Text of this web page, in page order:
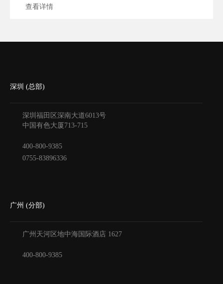
查看详情
深圳 (总部)
深圳福田区深南大道6013号
中国有色大厦713-715
400-800-9385
0755-83896336
广州 (分部)
广州天河区地中海国际酒店 1627
400-800-9385